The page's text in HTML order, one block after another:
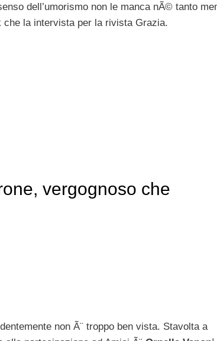
dell’umorismo non le manca nÃ© tanto
che la intervista per la rivista Grazia.
vergognoso che
non Ã¨ troppo ben vista. Stavolta a